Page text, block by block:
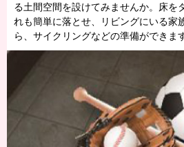
る土間空間を設けてみませんか。床を
れも簡単に落とせ、リビングにいる家
ら、サイクリングなどの準備ができま